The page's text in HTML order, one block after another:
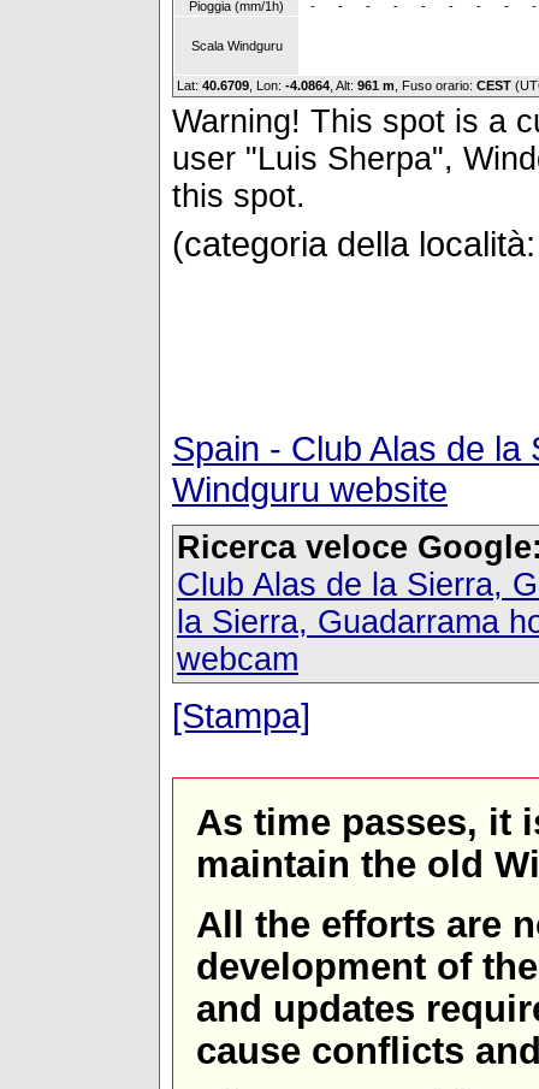
Pioggia (mm/1h) - - - - - - - - -
Scala Windguru
Lat: 40.6709 , Lon: -4.0864 Alt: 961 m , Fuso orario: CEST
Warning! This spot is a
user "Luis Sherpa",
this spot.
(categoria della
Spain - Club Alas de
Windguru website
Ricerca veloce
Club Alas de la Sierra,
la Sierra, Guadarrama
webcam
[Stampa]
As time passes, it
maintain the old
All the efforts are
development of
and updates
cause conflicts